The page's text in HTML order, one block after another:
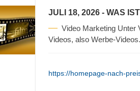
JULI 18, 2026 - WAS
Video Marketing Unter
Videos, also Werbe-
https://homepage-nach-